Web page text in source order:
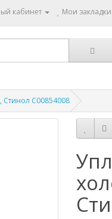
кабинет Мои
C00854008